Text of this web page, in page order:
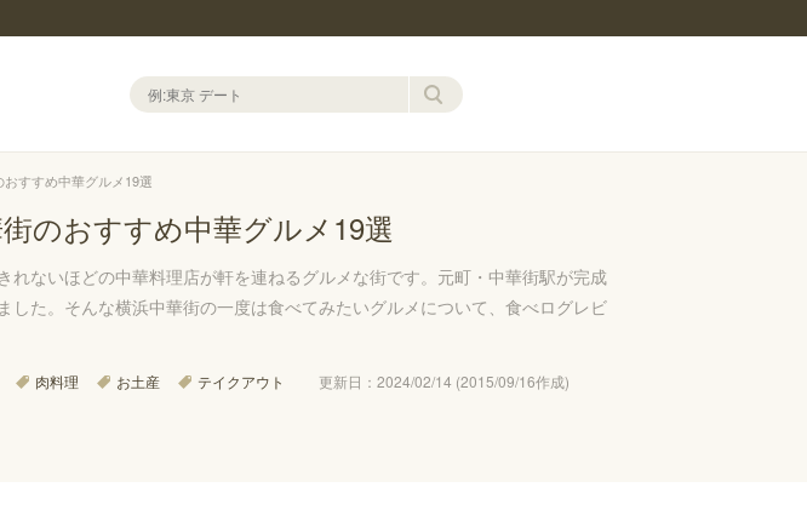
すすめ中華グルメ19選
のおすすめ中華グルメ19選
れないほどの中華料理店が軒を連ねるグルメな街です。元町・中華街駅が完成
した。そんな横浜中華街の一度は食べてみたいグルメについて、食べログレビ
肉料理 お土産 テイクアウト 更新日：2024/02/14 (2015/09/16作成)